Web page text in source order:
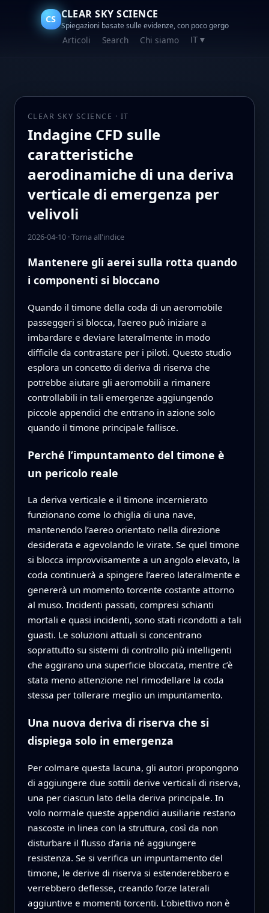
CS CLEAR SKY SCIENCE
Spiegazioni basate sulle evidenze, con poco gergo
Articoli Search Chi siamo IT ▼
CLEAR SKY SCIENCE · IT
Indagine CFD sulle
caratteristiche
aerodinamiche di una deriva
verticale di emergenza per
velivoli
2026-04-10·Torna all'indice
Mantenere gli aerei sulla rotta quando
i componenti si bloccano
Quando il timone della coda di un aeromobile
passeggeri si blocca, l’aereo può iniziare a
imbardare e deviare lateralmente in modo
difficile da contrastare per i piloti. Questo studio
esplora un concetto di deriva di riserva che
potrebbe aiutare gli aeromobili a rimanere
controllabili in tali emergenze aggiungendo
piccole appendici che entrano in azione solo
quando il timone principale fallisce.
Perché l’impuntamento del timone è
un pericolo reale
La deriva verticale e il timone incernierato
funzionano come lo chiglia di una nave,
mantenendo l’aereo orientato nella direzione
desiderata e agevolando le virate. Se quel timone
si blocca improvvisamente a un angolo elevato, la
coda continuerà a spingere l’aereo lateralmente e
genererà un momento torcente costante attorno
al muso. Incidenti passati, compresi schianti
mortali e quasi incidenti, sono stati ricondotti a tali
guasti. Le soluzioni attuali si concentrano
soprattutto su sistemi di controllo più intelligenti
che aggirano una superficie bloccata, mentre c’è
stata meno attenzione nel rimodellare la coda
stessa per tollerare meglio un impuntamento.
Una nuova deriva di riserva che si
dispiega solo in emergenza
Per colmare questa lacuna, gli autori propongono
di aggiungere due sottili derive verticali di riserva,
una per ciascun lato della deriva principale. In
volo normale queste appendici ausiliarie restano
nascoste in linea con la struttura, così da non
disturbare il flusso d’aria né aggiungere
resistenza. Se si verifica un impuntamento del
timone, le derive di riserva si estenderebbero e
verrebbero deflesse, creando forze laterali
aggiuntive e momenti torcenti. L’obiettivo non è